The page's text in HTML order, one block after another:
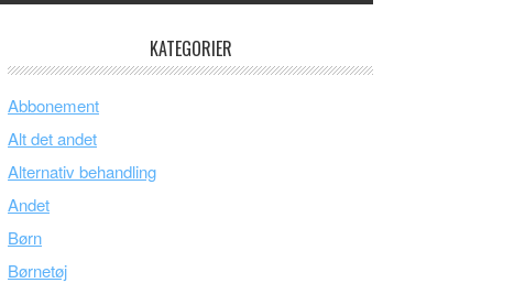
KATEGORIER
Abbonement
Alt det andet
Alternativ behandling
Andet
Børn
Børnetøj